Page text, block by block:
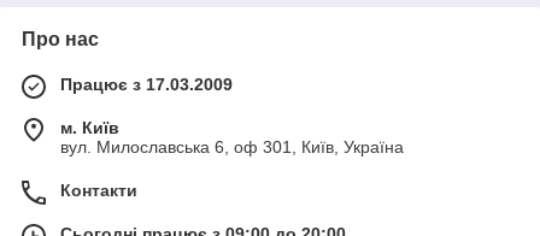
Про нас
Працює з 17.03.2009
м. Київ
вул. Милославська 6, оф 301, Київ, Україна
Контакти